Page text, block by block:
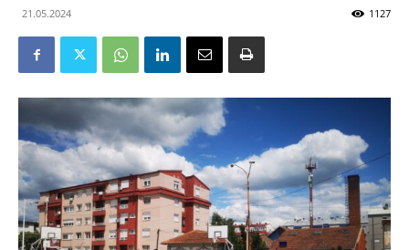
21.05.2024 1127